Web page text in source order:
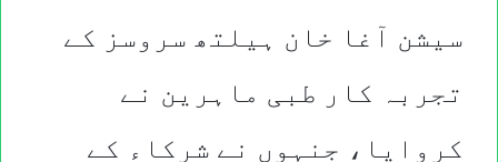
سیشن آغا خان ہیلتھ سروسز کے
تجربہ کار طبی ماہرین نے
کروایا، جنہوں نے شرکاء کے